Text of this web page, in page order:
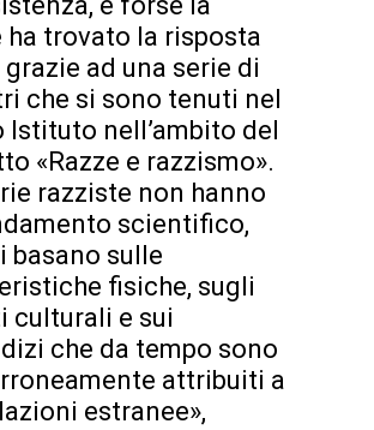
ha trovato la risposta
ad una serie di
che si sono tenuti nel
Istituto nell’ambito del
«Razze e razzismo».
razziste non hanno
scientifico,
basano sulle
fisiche, sugli
culturali e sui
che da tempo sono
attribuiti a
estranee»,